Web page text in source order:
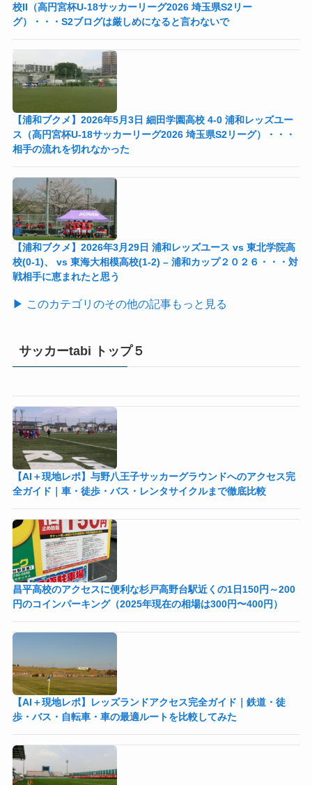
校II（高円宮杯U-18サッカーリーグ2026 埼玉県S2リー
グ）・・・S2ブログは厳しめになると言わないで
【浦和ブクメ】2026年5月3日 細田学園高校 4-0 浦和レッズユー
ス（高円宮杯U-18サッカーリーグ2026 埼玉県S2リーグ）・・・
相手の流れを切れなかった
【浦和ブクメ】2026年3月29日 浦和レッズユース vs 東北学院高
校(0-1)、 vs 東海大相模高校(1-2) – 浦和カップ２０２６・・・対
戦相手に恵まれたと思う
▶ このカテゴリのその他の記事もっと見る
サッカーtabi トップ５
【AI＋現地レポ】与野八王子󠁣󠁴󠁿󠁣󠁴󠁿サッカーグラウンドへのアクセス完
全ガイド｜車・徒歩・バス・レンタサイクルまで徹底比較
昌平高校のアクセスに便利な杉戸高野台駅近くの1日150円～200
円のコインパーキング（2025年現在の相場は300円〜400円）
【AI＋現地レポ】レッズランドアクセス完全ガイド｜鉄道・徒
歩・バス・自転車・車の最適ルートを比較してみた